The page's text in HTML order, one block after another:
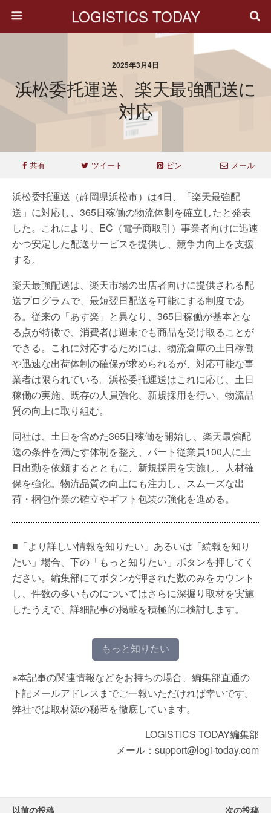
LOGISTICS TODAY
2025年3月4日
浜松委托運送、楽天最強配送に
対応
共有 ツイート ピン メール
浜松委托運送（静岡県浜松市）は4日、「楽天最強配
送」に対応し、365日稼働の物流体制を確立したと発表
した。これにより、EC（電子商取引）事業者向けに迅速
かつ安定した配送サービスを提供し、競争力向上を支援
する。
楽天最強配送は、楽天市場の出店者向けに提供される配
送プログラムで、最短翌日配送を可能にする制度であ
る。従来の「あす楽」と異なり、365日稼働が基本とな
る点が特徴で、消費者は週末でも商品を受け取ることが
できる。これに対応するためには、物流倉庫の土日稼働
や迅速な出荷体制の確保が求められるが、対応可能な事
業者は限られている。浜松委托運送はこれに応じ、土日
稼働の実施、既存の人員強化、新規採用を行い、物流品
質の向上に取り組む。
同社は、土日を含めた365日稼働を開始し、楽天最強配
送の条件を満たす体制を整え、パート従業員100人に土
日出勤を依頼するとともに、新規採用を実施し、人材確
保を強化。物流品質の向上にも注力し、スムーズな出
荷・梱包作業の確立やギフト包装の強化を進める。
■「より詳しい情報を知りたい」あるいは「続報を知り
たい」場合、下の「もっと知りたい」ボタンを押してく
ださい。編集部にてボタンが押された数のみをカウント
し、件数の多いものについてはさらに深掘り取材を実施
したうえで、詳細記事の掲載を積極的に検討します。
もっと知りたい
※本記事の関連情報などをお持ちの場合、編集部直通の
下記メールアドレスまでご一報いただければ幸いです。
弊社では取材源の秘匿を徹底しています。
LOGISTICS TODAY編集部
メール：support@logi-today.com
以前の投稿 次の投稿